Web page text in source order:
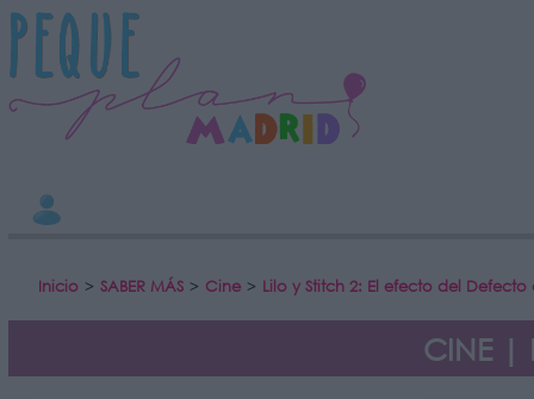
Inicio > SABER MÁS > Cine > Lilo y Stitch 2: El efecto del Defecto
CINE |
INFORMACION SOBRE LA PROTECCIÓN DE TUS DATOS
Responsable:
Finalidad:
Datos tratados:
Información adicional